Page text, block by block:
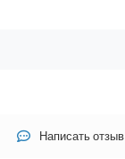
Написать отзыв